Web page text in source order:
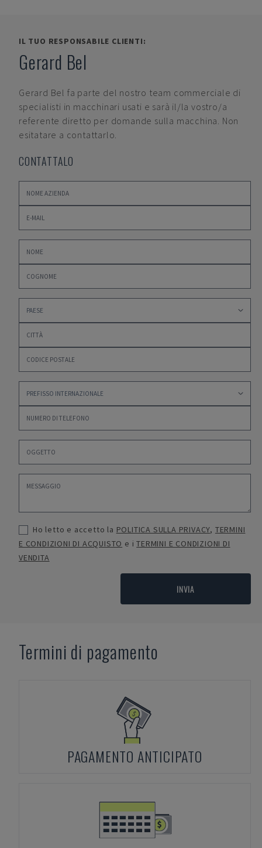
IL TUO RESPONSABILE CLIENTI:
Gerard Bel
Gerard Bel fa parte del nostro team commerciale di
specialisti in macchinari usati e sarà il/la vostro/a
referente diretto per domande sulla macchina. Non
esitatare a contattarlo.
CONTATTALO
Ho letto e accetto la POLITICA SULLA PRIVACY, TERMINI
E CONDIZIONI DI ACQUISTO e iTERMINI E CONDIZIONI DI
VENDITA
INVIA
Termini di pagamento
PAGAMENTO ANTICIPATO